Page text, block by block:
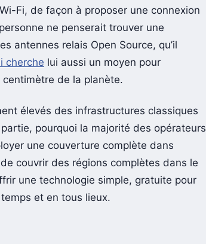
Fi, de façon à proposer une connexion
ne penserait trouver une
antennes relais Open Source, qu’il
cherche lui aussi un moyen pour
de la planète.
élevés des infrastructures classiques
pourquoi la majorité des opérateurs
une couverture complète dans
couvrir des régions complètes dans le
une technologie simple, gratuite pour
et en tous lieux.